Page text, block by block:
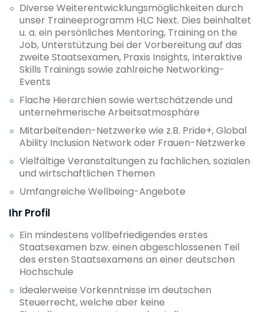
Diverse Weiterentwicklungsmöglichkeiten durch
unser Traineeprogramm HLC Next. Dies beinhaltet
u. a. ein persönliches Mentoring, Training on the
Job, Unterstützung bei der Vorbereitung auf das
zweite Staatsexamen, Praxis Insights, Interaktive
Skills Trainings sowie zahlreiche Networking-
Events
Flache Hierarchien sowie wertschätzende und
unternehmerische Arbeitsatmosphäre
Mitarbeitenden-Netzwerke wie z.B. Pride+, Global
Ability Inclusion Network oder Frauen-Netzwerke
Vielfältige Veranstaltungen zu fachlichen, sozialen
und wirtschaftlichen Themen
Umfangreiche Wellbeing-Angebote
Ihr Profil
Ein mindestens vollbefriedigendes erstes
Staatsexamen bzw. einen abgeschlossenen Teil
des ersten Staatsexamens an einer deutschen
Hochschule
Idealerweise Vorkenntnisse im deutschen
Steuerrecht, welche aber keine